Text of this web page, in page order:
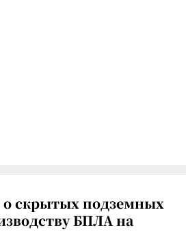
скрытых подземных
БПЛА на